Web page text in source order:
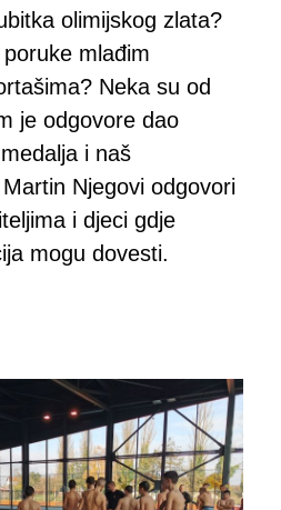
olimijskog zlata?
mlađim
Neka su od
je odgovore dao
i naš
Njegovi odgovori
i djeci gdje
mogu dovesti.